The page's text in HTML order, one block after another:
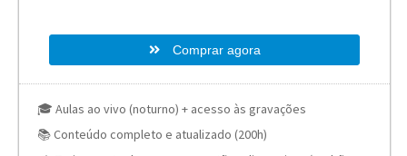
Comprar agora
🎓 Aulas ao vivo (noturno) + acesso às gravações
📚 Conteúdo completo e atualizado (200h)